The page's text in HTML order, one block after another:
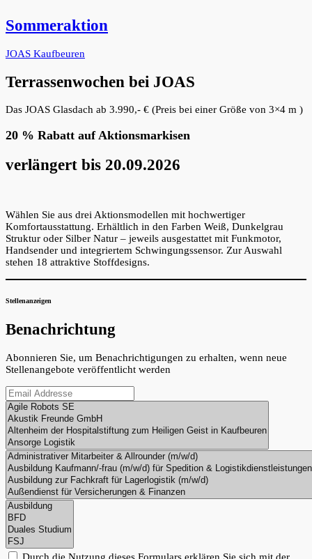
Sommeraktion
JOAS Kaufbeuren
Terrassenwochen bei JOAS
Das JOAS Glasdach ab 3.990,- € (Preis bei einer Größe von 3×4 m )
20 % Rabatt auf Aktionsmarkisen
verlängert bis 20.09.2026
Wählen Sie aus drei Aktionsmodellen mit hochwertiger
Komfortausstattung. Erhältlich in den Farben Weiß, Dunkelgrau
Struktur oder Silber Natur – jeweils ausgestattet mit Funkmotor,
Handsender und integriertem Schwingungssensor. Zur Auswahl
stehen 18 attraktive Stoffdesigns.
Stellenanzeigen
Benachrichtung
Abonnieren Sie, um Benachrichtigungen zu erhalten, wenn neue
Stellenangebote veröffentlicht werden
Durch die Nutzung dieses Formulars erklären Sie sich mit der